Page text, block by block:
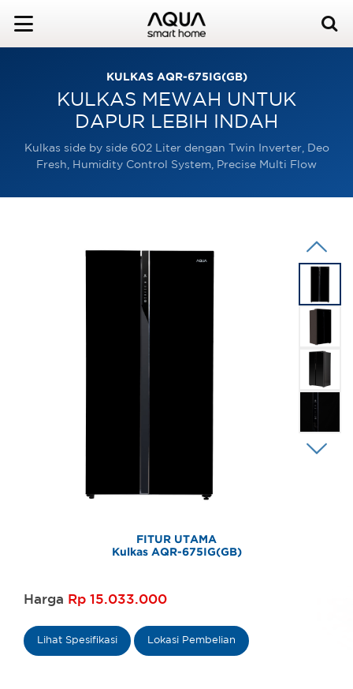
KULKAS AQR-675IG(GB)
KULKAS MEWAH UNTUK
DAPUR LEBIH INDAH
Kulkas side by side 602 Liter dengan Twin Inverter, Deo
Fresh, Humidity Control System, Precise Multi Flow
FITUR UTAMA
Kulkas AQR-675IG(GB)
Harga Rp 15.033.000
Lihat Spesifikasi Lokasi Pembelian